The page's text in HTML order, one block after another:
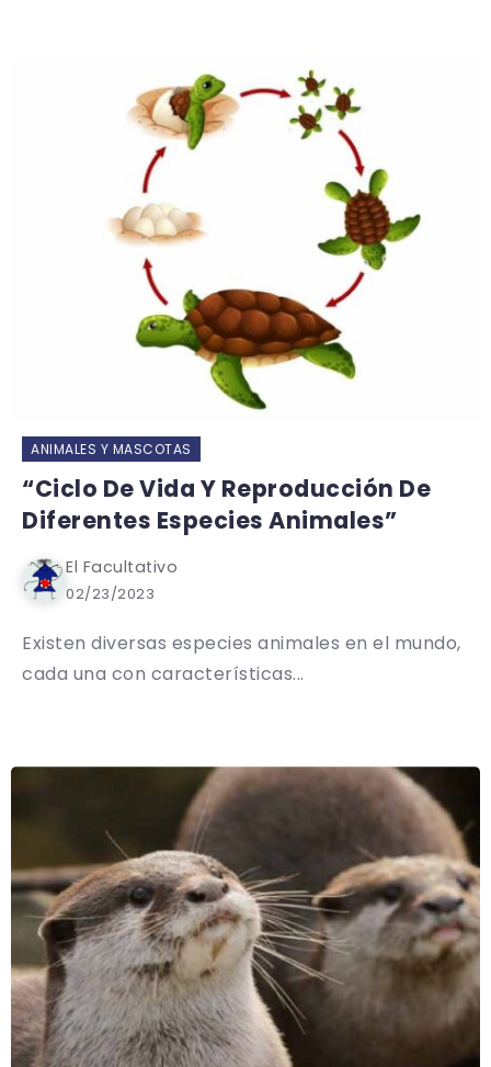
ANIMALES Y MASCOTAS
“Ciclo De Vida Y Reproducción De
Diferentes Especies Animales”
El Facultativo
02/23/2023
Existen diversas especies animales en el mundo,
cada una con características...